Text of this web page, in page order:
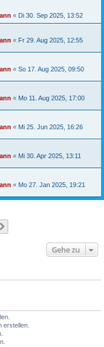
« Di 30. Sep 2025, 13:52
« Fr 29. Aug 2025, 12:55
« So 17. Aug 2025, 09:50
« Mo 11. Aug 2025, 17:00
« Mi 25. Jun 2025, 16:26
« Mi 30. Apr 2025, 13:11
« Mo 27. Jan 2025, 19:21
Gehe zu
erstellen.